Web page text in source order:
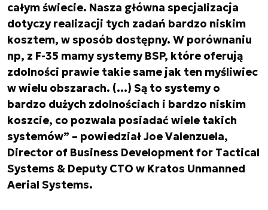
całym świecie. Nasza główna specjalizacja
dotyczy realizacji tych zadań bardzo niskim
kosztem, w sposób dostępny. W porównaniu
np, z F-35 mamy systemy BSP, które oferują
zdolności prawie takie same jak ten myśliwiec
w wielu obszarach. (…) Są to systemy o
bardzo dużych zdolnościach i bardzo niskim
koszcie, co pozwala posiadać wiele takich
systemów” – powiedział Joe Valenzuela,
Director of Business Development for Tactical
Systems & Deputy CTO w Kratos Unmanned
Aerial Systems.